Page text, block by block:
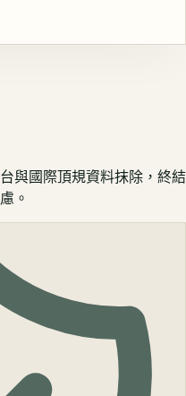
與國際頂規資料抹除，終結
。